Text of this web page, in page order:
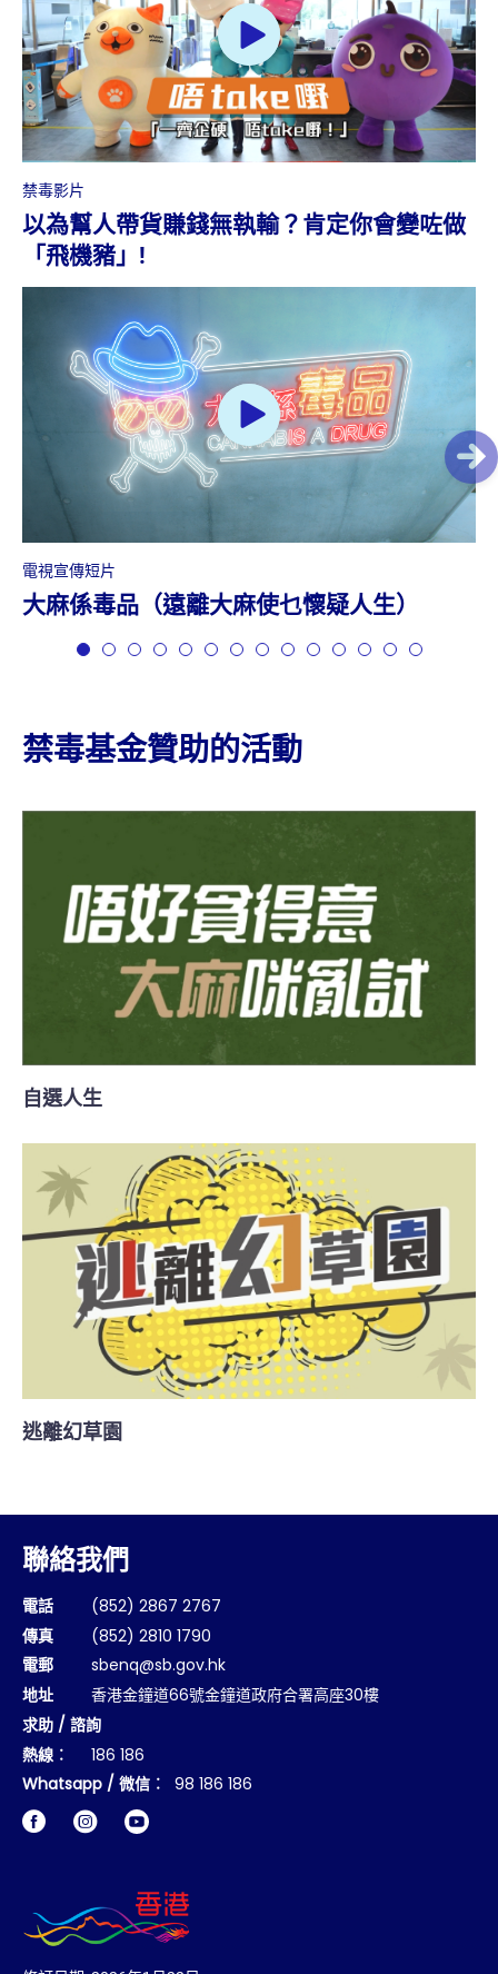
禁毒影片
以為幫人帶貨賺錢無執輸？肯定你會變咗做
「飛機豬」!
電視宣傳短片
大麻係毒品（遠離大麻使乜懷疑人生）
1 2 3 4 5 6 7 8 9 10 11 12 13 14
禁毒基金贊助的活動
自選人生
逃離幻草園
聯絡我們
電話
(852) 2867 2767
傳真
(852) 2810 1790
電郵
sbenq@sb.gov.hk
地址
香港金鐘道66號金鐘道政府合署高座30樓
求助 / 諮詢
熱線︰
186 186
Whatsapp / 微信︰ 98 186 186
FacebookInstagram